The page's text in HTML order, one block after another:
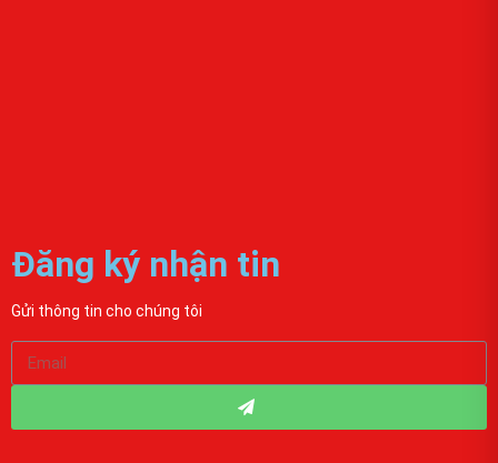
Đăng ký nhận tin
Gửi thông tin cho chúng tôi